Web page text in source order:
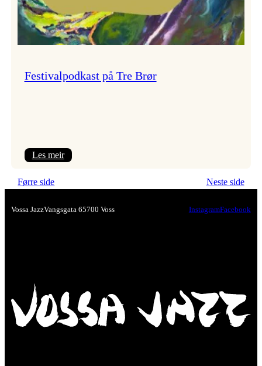
Festivalpodkast på Tre Brør
Les meir:
Brør
Førre side Neste side
Vossa JazzVangsgata 65700 Voss InstagramFacebook